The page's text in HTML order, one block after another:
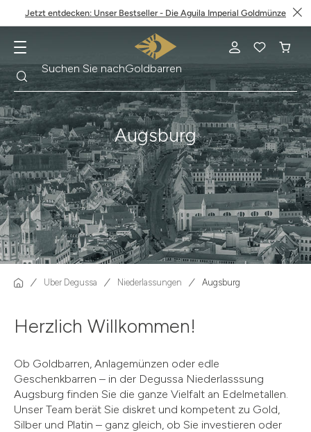
Jetzt entdecken: Unser Bestseller - Die Aguila Imperial Goldmünze
Suche Suchen Sie nach
Krügerrand
Augsburg
Über Degussa Niederlassungen Augsburg
Herzlich Willkommen!
Ob Goldbarren, Anlagemünzen oder edle
Geschenkbarren – in der Degussa Niederlasssung
Augsburg finden Sie die ganze Vielfalt an Edelmetallen.
Unser Team berät Sie diskret und kompetent zu Gold,
Silber und Platin – ganz gleich, ob Sie investieren oder